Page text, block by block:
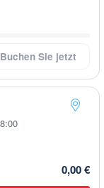
Buchen Sie jetzt
0,00 €